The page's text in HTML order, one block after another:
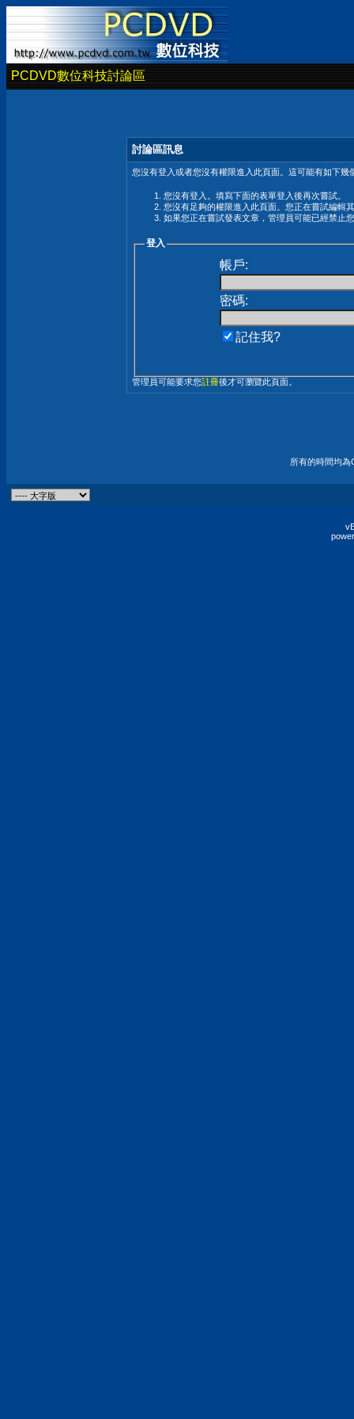
PCDVD數位科技討論區
討論區訊息
您沒有登入或者您沒有權限進入此頁面。這可能有如下幾
您沒有登入。填寫下面的表單登入後再次嘗試。
您沒有足夠的權限進入此頁面。您正在嘗試編輯
如果您正在嘗試發表文章，管理員可能已經禁止
登入
帳戶:
密碼:
記住我?
管理員可能要求您註冊後才可瀏覽此頁面。
所有的時間均為